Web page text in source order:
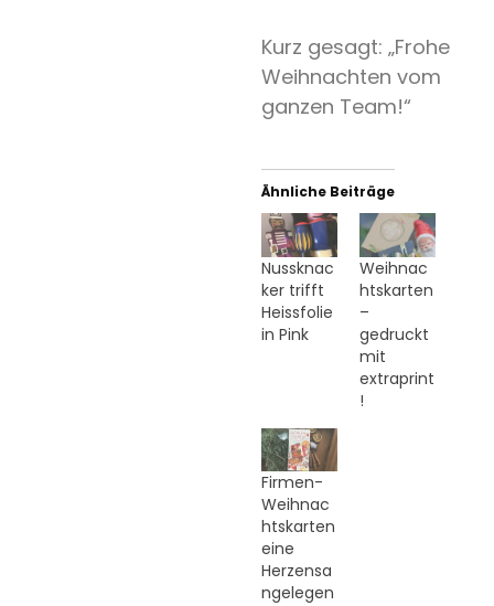
Kurz gesagt: „Frohe
Weihnachten vom
ganzen Team!“
Ähnliche Beiträge
Nussknac
ker trifft
Heissfolie
in Pink
Weihnac
htskarten
–
gedruckt
mit
extraprint
!
Firmen-
Weihnac
htskarten
eine
Herzensa
ngelegen